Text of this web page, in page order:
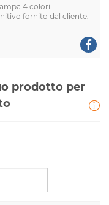
4 colori
fornito dal cliente.
prodotto per